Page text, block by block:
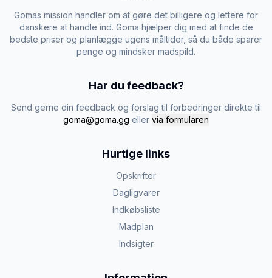
Gomas mission handler om at gøre det billigere og lettere for
danskere at handle ind. Goma hjælper dig med at finde de
bedste priser og planlægge ugens måltider, så du både sparer
penge og mindsker madspild.
Har du feedback?
Send gerne din feedback og forslag til forbedringer direkte til
goma@goma.gg eller via formularen
Hurtige links
Opskrifter
Dagligvarer
Indkøbsliste
Madplan
Indsigter